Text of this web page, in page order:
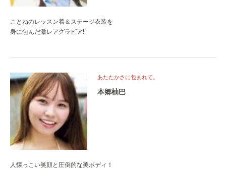
ことねのレッスン着＆ステージ衣装を
身に包んだ激レアグラビア‼
あたたかさに包まれて。
本郷柚巴
人懐っこい笑顔と圧倒的な美ボディ！